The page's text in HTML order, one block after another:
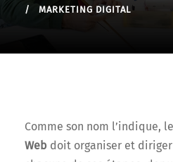
MARKETING DIGITAL
Comme son nom l’indique, le
Web doit organiser et